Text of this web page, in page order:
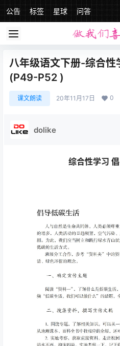
公告 标签 星球 问答
八年级语文下册-综合性
(P49-P52 )
课文朗读 20年11月17日 0
dolike
综合性学习